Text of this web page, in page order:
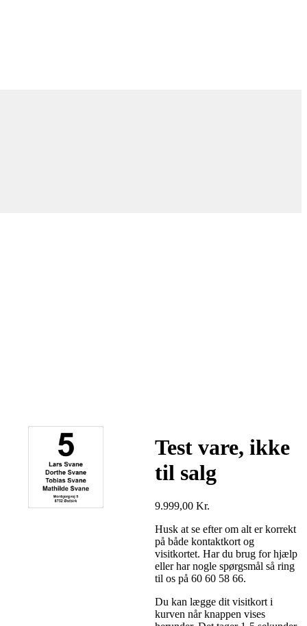
Test vare, ikke
til salg
9.999,00Kr.
Husk at se efter om alt er korrekt
på både kontaktkort og
visitkortet. Har du brug for hjælp
eller har nogle spørgsmål så ring
til os på 60 60 58 66.
Du kan lægge dit visitkort i
kurven når knappen vises